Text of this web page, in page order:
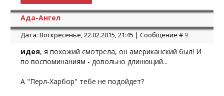
Ада-Ангел
Дата: Воскресенье, 22.02.2015, 21:45 | Сообщение # 9
идея, я похожий смотрела, он американский был! И
по воспоминаниям - довольно длинющий...
А "Перл-Харбор" тебе не подойдет?